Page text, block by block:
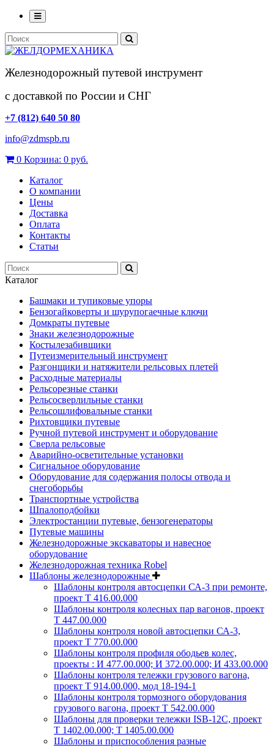
Железнодорожный путевой инструмент
с доставкой по России и СНГ
+7 (812) 640 50 80
info@zdmspb.ru
0 Корзина: 0 руб.
Каталог
О компании
Цены
Доставка
Оплата
Контакты
Статьи
Каталог
Башмаки и тупиковые упоры
Бензогайковерты и шурупогаечные ключи
Домкраты путевые
Знаки железнодорожные
Костылезабивщики
Путеизмерительный инструмент
Разгонщики и натяжители рельсовых плетей
Расходные материалы
Рельсорезные станки
Рельсосверлильные станки
Рельсошлифовальные станки
Рихтовщики путевые
Ручной путевой инструмент и оборудование
Сверла рельсовые
Аварийно-осветительные установки
Сигнальное оборудование
Оборудование для содержания полосы отвода и
снегоборьбы
Транспортные устройства
Шпалоподбойки
Электростанции путевые, бензогенераторы
Путевые машины
Железнодорожные экскаваторы и навесное
оборудование
Железнодорожная техника Robel
Шаблоны железнодорожные
Шаблоны контроля автосцепки СА-3 при ремонте,
проект Т 416.00.000
Шаблоны контроля колесных пар вагонов, проект
Т 447.00.000
Шаблоны контроля новой автосцепки СА-3,
проект Т 770.00.000
Шаблоны контроля профиля ободьев колес,
проекты : И 477.00.000; И 372.00.000; И 433.00.000
Шаблоны контроля тележки грузового вагона,
проект Т 914.00.000, мод 18-194-1
Шаблоны контроля тормозного оборудования
грузового вагона, проект Т 542.00.000
Шаблоны для проверки тележки ISB-12C, проект
Т 1402.00.000; Т 1405.00.000
Шаблоны и приспособления разные